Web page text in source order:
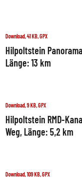
Download, 41 KB, GPX
Hilpoltstein
Länge: 13 km
Download, 9 KB, GPX
Hilpoltstein RMD-
Weg, Länge: 5,2 km
Download, 109 KB, GPX